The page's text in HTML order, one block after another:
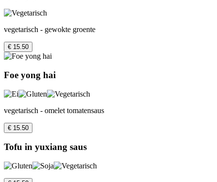
vegetarisch - gewokte groente
€ 15.50
Foe yong hai
vegetarisch - omelet tomatensaus
€ 15.50
Tofu in yuxiang saus